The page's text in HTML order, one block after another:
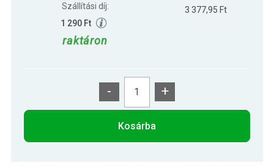
Szállítási díj:
1 290 Ft
raktáron
3 377,95 Ft
- +
Kosárba